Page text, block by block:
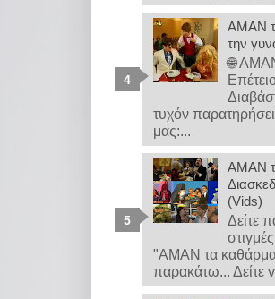
ΑΜΑΝ
την
🌐
τυχόν
μας:...
ΑΜΑΝ
(Vids)
Δείτε
"ΑΜΑΝ τα
παρακάτω... Δείτε